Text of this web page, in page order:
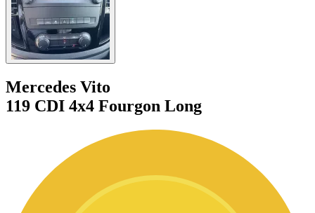
Mercedes Vito
119 CDI 4x4 Fourgon Long